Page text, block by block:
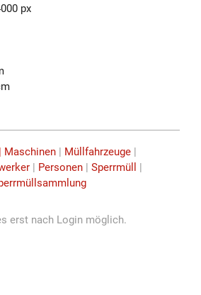
px
Maschinen | Müllfahrzeuge |
| Personen |Sperrmüll
|
erst nach Login möglich.